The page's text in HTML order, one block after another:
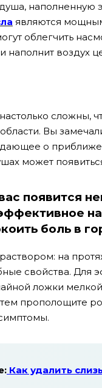
душа,
являются
облегчить
и наполнит воздух
сложны,
Вы
о
может
появится
боль в
на
свойства. Для
ложки
прополощите
Как удалить